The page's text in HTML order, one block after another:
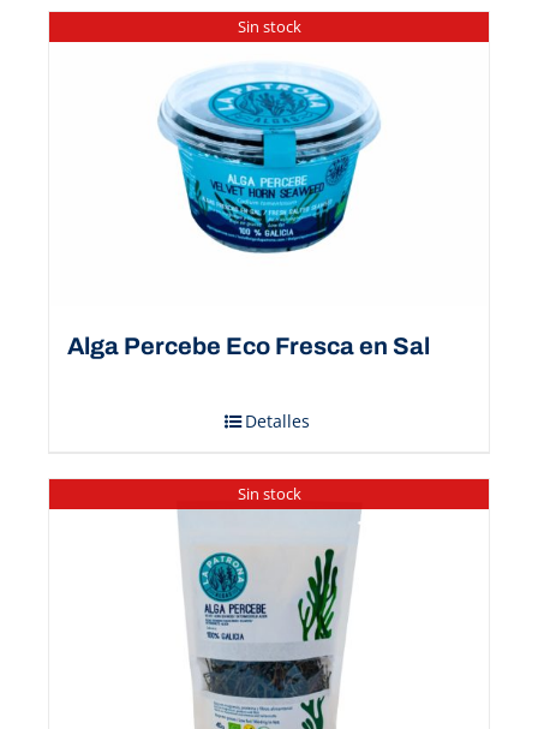
Sin stock
Alga Percebe Eco Fresca en Sal
Detalles
Sin stock